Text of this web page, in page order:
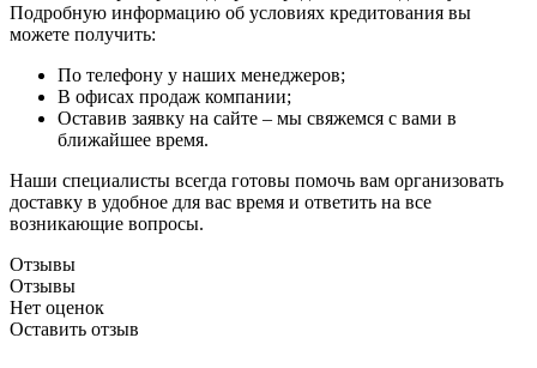
Подробную информацию об условиях кредитования вы
можете получить:
По телефону у наших менеджеров;
В офисах продаж компании;
Оставив заявку на сайте – мы свяжемся с вами в
ближайшее время.
Наши специалисты всегда готовы помочь вам организовать
доставку в удобное для вас время и ответить на все
возникающие вопросы.
Отзывы
Отзывы
Нет оценок
Оставить отзыв